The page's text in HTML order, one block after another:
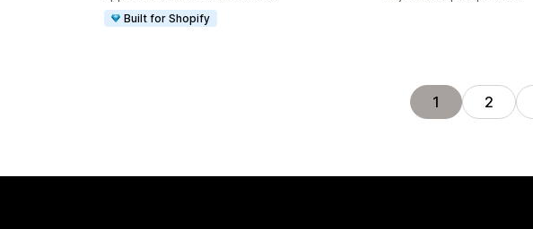
Built for Shopify
1 2